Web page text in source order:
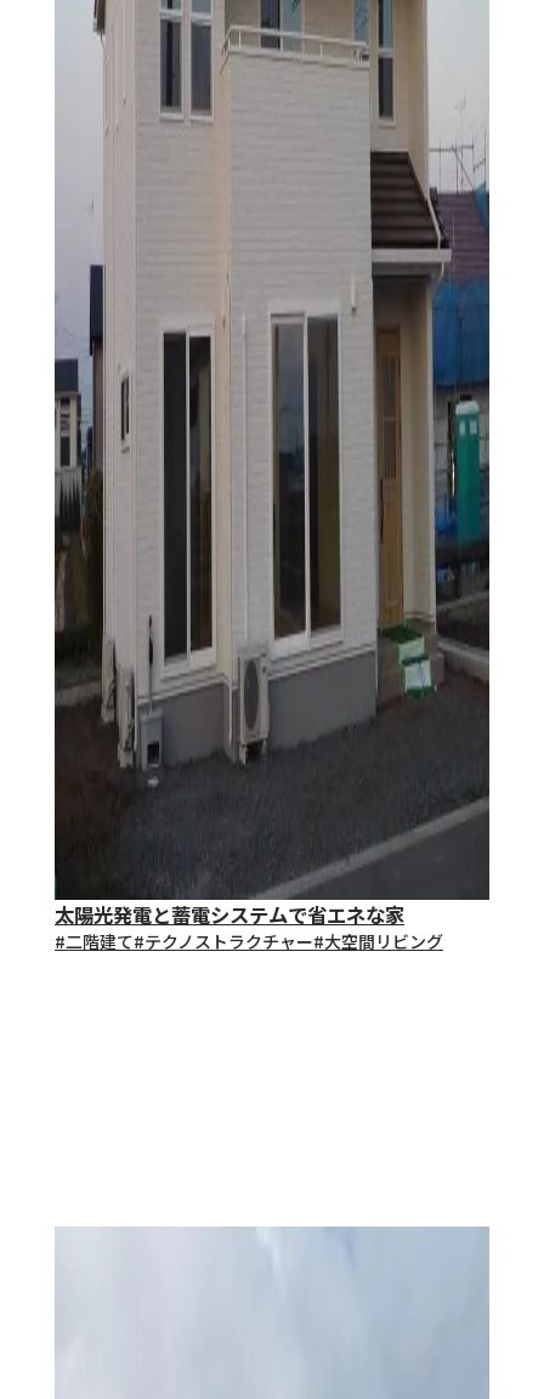
太陽光発電と蓄電システムで省エネな家
#⼆階建て#テクノストラクチャー#大空間リビング